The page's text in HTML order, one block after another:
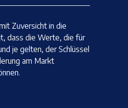
Zuversicht in die
dass die Werte, die für
je gelten, der Schlüssel
am Markt